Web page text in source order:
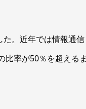
。近年では情報通信
比率が50％を超えるま